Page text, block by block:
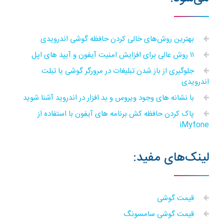
بهترین روش‌های خالی کردن حافظه گوشی اندرویدی
جلوگیری از باز شدن تبلیغات در مرورگر گوشی یا تبلت
اندرویدی
با نشانه های وجود ویروس و بد افزار در اندروید آشنا شوید
پاک کردن حافظه کش برنامه های آیفون با استفاده از
iMyfone
لینک‌های مفید:
قیمت گوشی
قیمت گوشی سامسونگ